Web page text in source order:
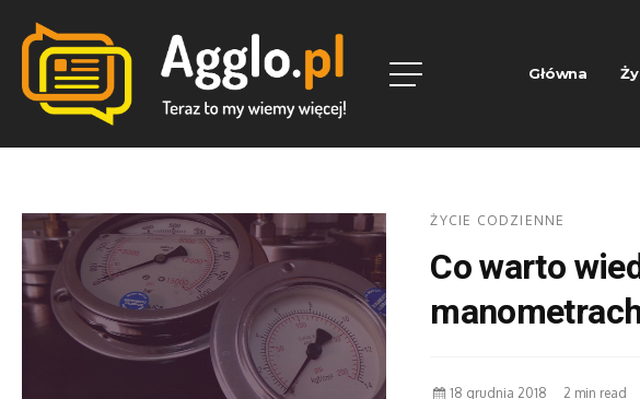
Główna
ŻYCIE CODZIENNE
Co warto
18 grudnia 2018 2 min read